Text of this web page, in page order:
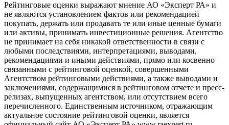
Рейтинговые оценки выражают мнение АО «Эксперт РА» и
не являются установлением фактов или рекомендацией
покупать, держать или продавать те или иные ценные бумаги
или активы, принимать инвестиционные решения. Агентство
не принимает на себя никакой ответственности в связи с
любыми последствиями, интерпретациями, выводами,
рекомендациями и иными действиями, прямо или косвенно
связанными с рейтинговой оценкой, совершенными
Агентством рейтинговыми действиями, а также выводами и
заключениями, содержащимися в рейтинговом отчете и пресс-
релизах, выпущенных агентством, или отсутствием всего
перечисленного. Единственным источником, отражающим
актуальное состояние рейтинговой оценки, является